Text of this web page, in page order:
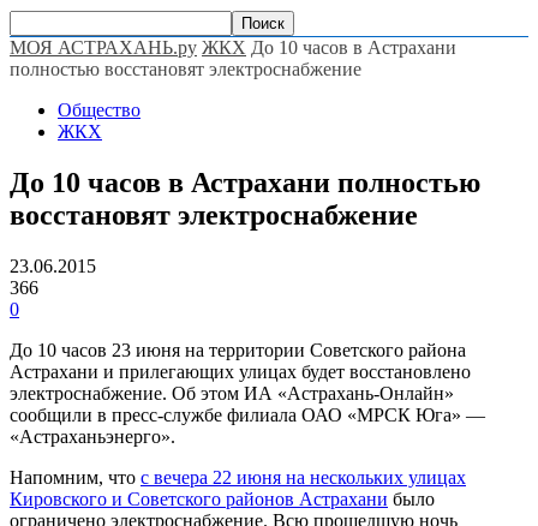
МОЯ АСТРАХАНЬ.ру ЖКХ До 10 часов в Астрахани
полностью восстановят электроснабжение
Общество
ЖКХ
До 10 часов в Астрахани полностью
восстановят электроснабжение
23.06.2015
366
0
До 10 часов 23 июня на территории Советского района
Астрахани и прилегающих улицах будет восстановлено
электроснабжение. Об этом ИА «Астрахань-Онлайн»
сообщили в пресс-службе филиала ОАО «МРСК Юга» —
«Астраханьэнерго».
Напомним, что с вечера 22 июня на нескольких улицах
Кировского и Советского районов Астрахани было
ограничено электроснабжение. Всю прошедшую ночь